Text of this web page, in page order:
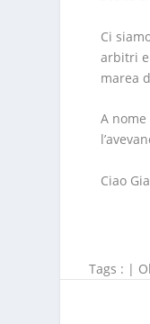
Ci
arbitri
marea
A
Ciao
Tags : |